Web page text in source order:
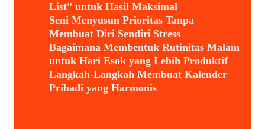
List” untuk Hasil Maksimal
Seni Menyusun Prioritas Tanpa
Membuat Diri Sendiri Stress
Bagaimana Membentuk Rutinitas Malam
untuk Hari Esok yang Lebih Produktif
Langkah-Langkah Membuat Kalender
Pribadi yang Harmonis